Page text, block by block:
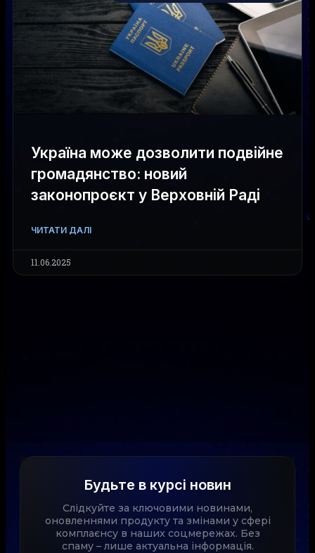
Україна може дозволити подвійне
громадянство: новий
законопроєкт у Верховній Раді
ЧИТАТИ ДАЛІ
11.06.2025
Будьте в курсі новин
Слідкуйте за ключовими новинами,
оновленнями продукту та змінами у сфері
комплаєнсу в наших соцмережах. Без
спаму – лише актуальна інформація.